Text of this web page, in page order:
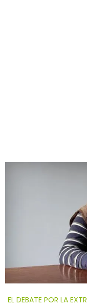
EL DEBATE POR LA